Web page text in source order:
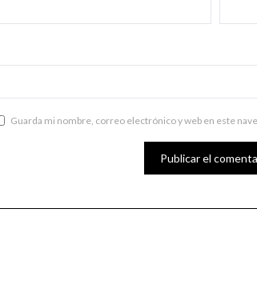
Guarda mi nombre, correo electrónico y web en este